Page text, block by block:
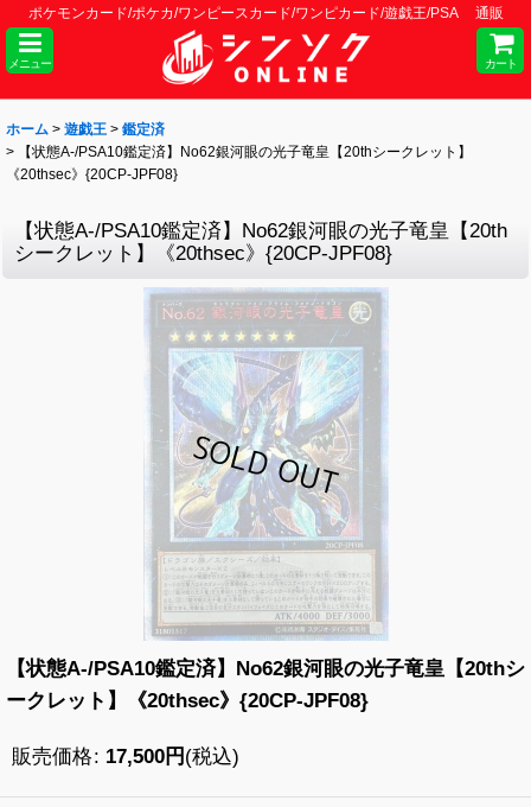
ポケモンカード/ポケカ/ワンピースカード/ワンピカード/遊戯王/PSA 通販
メニュー カート
ホーム > 遊戯王 > 鑑定済
>
【状態A-/PSA10鑑定済】No62銀河眼の光子竜皇【20thシークレット】
《20thsec》{20CP-JPF08}
【状態A-/PSA10鑑定済】No62銀河眼の光子竜皇【20th
シークレット】《20thsec》{20CP-JPF08}
【状態A-/PSA10鑑定済】No62銀河眼の光子竜皇【20thシ
ークレット】《20thsec》{20CP-JPF08}
販売価格: 17,500円 (税込)